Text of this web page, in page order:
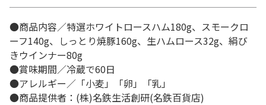
●商品内容／特選ホワイトロースハム180g、スモークロ
ーフ140g、しっとり焼豚160g、生ハムロース32g、絹び
きウインナー80g
●賞味期間／冷蔵で60日
●アレルギー／「小麦」「卵」「乳」
●商品提供者：(株)名鉄生活創研(名鉄百貨店)